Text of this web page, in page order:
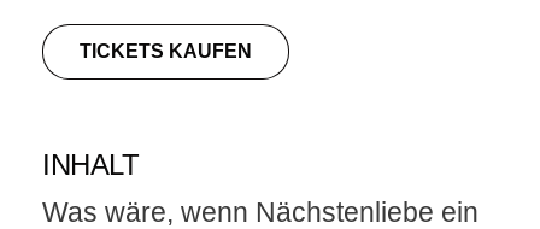
TICKETS KAUFEN
INHALT
Was wäre, wenn Nächstenliebe ein